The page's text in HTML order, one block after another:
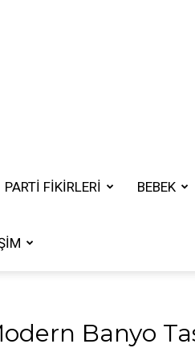
PARTİ FİKİRLERİ BEBEK
Banyo